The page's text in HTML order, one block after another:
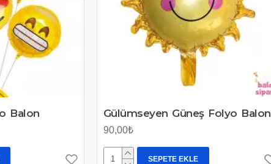
Balon Gülümseyen Güneş Folyo Balon
90,00₺
SEPETE EKLE